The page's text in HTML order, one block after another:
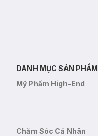
DANH MỤC SẢN PHẨM
Mỹ Phẩm High-End
Chăm Sóc Cá Nhân